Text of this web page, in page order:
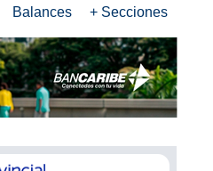
Balances + Secciones